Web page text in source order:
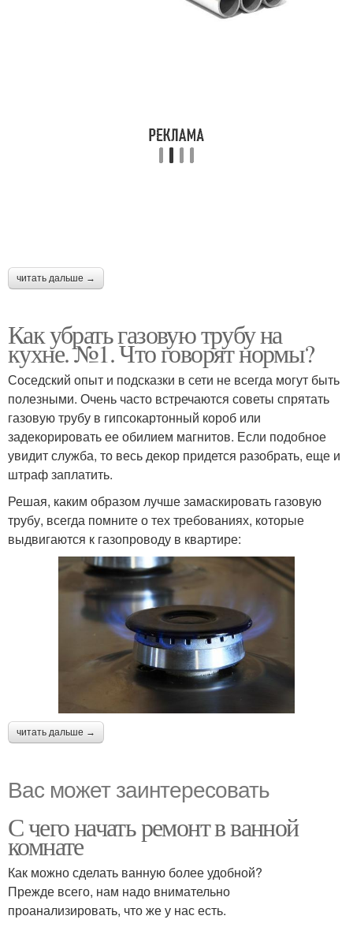
читать дальше →
Как убрать газовую трубу на
кухне. №1. Что говорят нормы?
Соседский опыт и подсказки в сети не всегда могут быть
полезными. Очень часто встречаются советы спрятать
газовую трубу в гипсокартонный короб или
задекорировать ее обилием магнитов. Если подобное
увидит служба, то весь декор придется разобрать, еще и
штраф заплатить.
Решая, каким образом лучше замаскировать газовую
трубу, всегда помните о тех требованиях, которые
выдвигаются к газопроводу в квартире:
читать дальше →
Вас может заинтересовать
С чего начать ремонт в ванной
комнате
Как можно сделать ванную более удобной?
Прежде всего, нам надо внимательно
проанализировать, что же у нас есть.